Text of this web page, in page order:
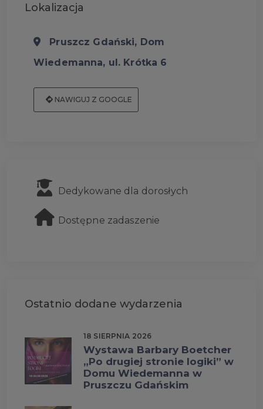
Lokalizacja
Pruszcz Gdański, Dom
Wiedemanna, ul. Krótka 6
NAWIGUJ Z GOOGLE
Dedykowane dla dorosłych
Dostępne zadaszenie
Ostatnio dodane wydarzenia
18 SIERPNIA 2026
Wystawa Barbary Boetcher
„Po drugiej stronie logiki” w
Domu Wiedemanna w
Pruszczu Gdańskim